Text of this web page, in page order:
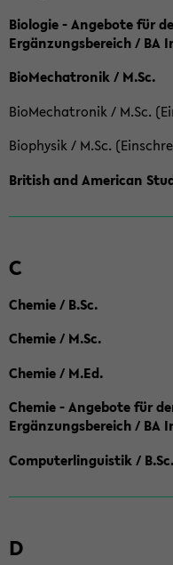
Biologie - Angebote für
Ergänzungsbereich / BA
BioMechatronik / M.Sc.
BioMechatronik / M.Sc.
Biophysik / M.Sc.
British and American
C
Chemie / B.Sc.
Chemie / M.Sc.
Chemie / M.Ed.
Chemie - Angebote für
Ergänzungsbereich / BA
Computerlinguistik / B.Sc.
D